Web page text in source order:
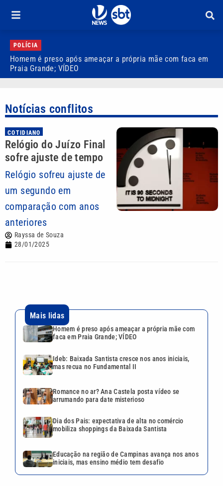
POLÍCIA
Homem é preso após ameaçar a própria mãe com faca em
Praia Grande; VÍDEO
Notícias conflitos
COTIDIANO
Relógio do Juízo Final
sofre ajuste de tempo
Relógio sofreu ajuste de
um segundo em
comparação com anos
anteriores
Rayssa de Souza
28/01/2025
Mais lidas
Homem é preso após ameaçar a própria mãe com
faca em Praia Grande; VÍDEO
Ideb: Baixada Santista cresce nos anos iniciais,
mas recua no Fundamental II
Romance no ar? Ana Castela posta vídeo se
arrumando para date misterioso
Dia dos Pais: expectativa de alta no comércio
mobiliza shoppings da Baixada Santista
Educação na região de Campinas avança nos anos
iniciais, mas ensino médio tem desafio